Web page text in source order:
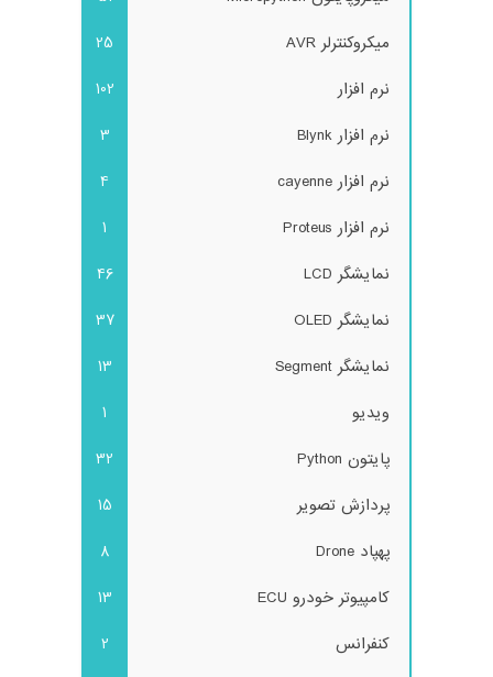
میکروکنترلر AVR
25
نرم افزار
102
نرم افزار Blynk
3
نرم افزار cayenne
4
نرم افزار Proteus
1
نمایشگر LCD
46
نمایشگر OLED
37
نمایشگر Segment
13
ویدیو
1
پایتون Python
32
پردازش تصویر
15
پهپاد Drone
8
کامپیوتر خودرو ECU
13
کنفرانس
2